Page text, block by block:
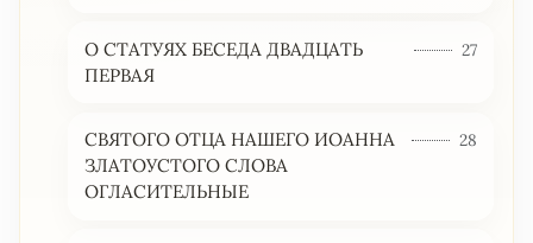
О СТАТУЯХ БЕСЕДА ДВАДЦАТЬ
ПЕРВАЯ
27
СВЯТОГО ОТЦА НАШЕГО ИОАННА
ЗЛАТОУСТОГО СЛОВА
ОГЛАСИТЕЛЬНЫЕ
28